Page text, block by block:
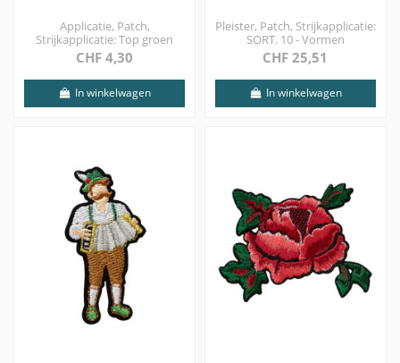
Applicatie, Patch,
Strijkapplicatie: Top groen
CHF 4,30
In winkelwagen
Pleister, Patch, Strijkapplicatie:
SORT. 10 - Vormen
CHF 25,51
In winkelwagen